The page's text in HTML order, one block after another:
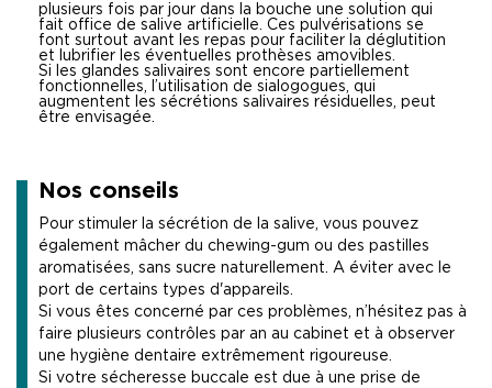
plusieurs fois par jour dans la bouche une solution qui
fait office de salive artificielle. Ces pulvérisations se
font surtout avant les repas pour faciliter la déglutition
et lubrifier les éventuelles prothèses amovibles.
Si les glandes salivaires sont encore partiellement
fonctionnelles, l’utilisation de sialogogues, qui
augmentent les sécrétions salivaires résiduelles, peut
être envisagée.
Nos conseils
Pour stimuler la sécrétion de la salive, vous pouvez
également mâcher du chewing-gum ou des pastilles
aromatisées, sans sucre naturellement. A éviter avec le
port de certains types d'appareils.
Si vous êtes concerné par ces problèmes, n’hésitez pas à
faire plusieurs contrôles par an au cabinet et à observer
une hygiène dentaire extrêmement rigoureuse.
Si votre sécheresse buccale est due à une prise de